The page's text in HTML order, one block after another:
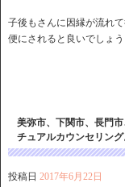
子後もさんに因縁が流れ
便にされると良いでしょう
美弥市、下関市、長門
チュアルカウンセリング
投稿日 2017年6月22日